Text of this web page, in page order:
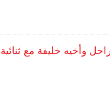
وأخيه خليفة مع